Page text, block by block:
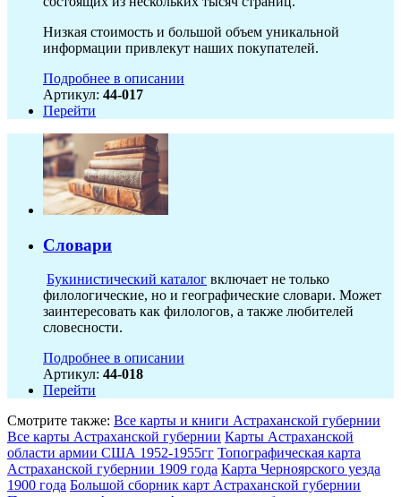
Низкая стоимость и большой объем уникальной
информации привлекут наших покупателей.
Подробнее в описании
Артикул: 44-017
Перейти
Словари
Букинистический каталог включает не только
филологические, но и географические словари. Может
заинтересовать как филологов, а также любителей
словесности.
Подробнее в описании
Артикул: 44-018
Перейти
Смотрите также: Все карты и книги Астраханской губернии
Все карты Астраханской губернии Карты Астраханской
области армии США 1952-1955гг Топографическая карта
Астраханской губернии 1909 года Карта Черноярского уезда
1900 года Большой сборник карт Астраханской губернии